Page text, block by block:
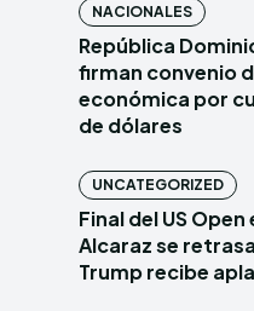
NACIONALES
República
firman convenio
económica por
de dólares
UNCATEGORIZED
Final del US
Alcaraz se
Trump recibe